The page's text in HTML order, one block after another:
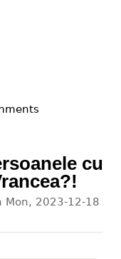
își doresc o viață
cu
Mon, 2023-12-18